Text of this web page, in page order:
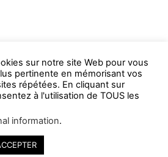
sur notre site Web pour vous
pertinente en mémorisant vos
répétées. En cliquant sur
à l'utilisation de TOUS les
information.